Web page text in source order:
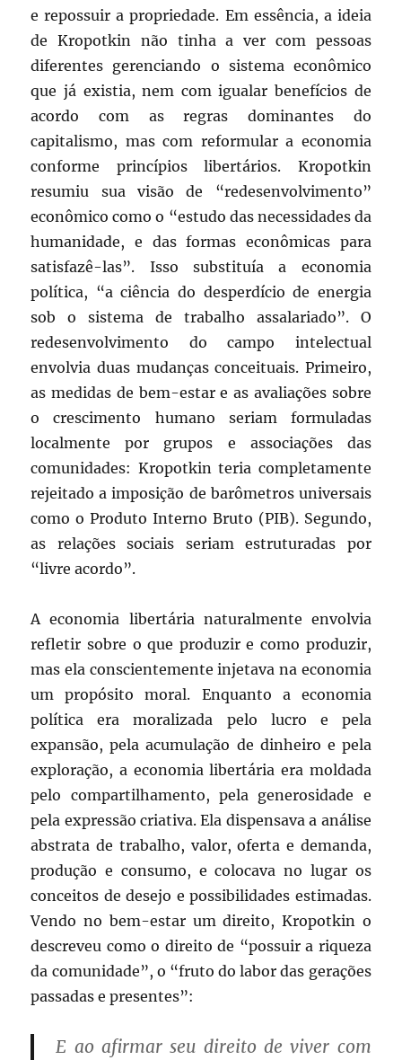
e repossuir a propriedade. Em essência, a ideia
de Kropotkin não tinha a ver com pessoas
diferentes gerenciando o sistema econômico
que já existia, nem com igualar benefícios de
acordo com as regras dominantes do
capitalismo, mas com reformular a economia
conforme princípios libertários. Kropotkin
resumiu sua visão de “redesenvolvimento”
econômico como o “estudo das necessidades da
humanidade, e das formas econômicas para
satisfazê-las”. Isso substituía a economia
política, “a ciência do desperdício de energia
sob o sistema de trabalho assalariado”. O
redesenvolvimento do campo intelectual
envolvia duas mudanças conceituais. Primeiro,
as medidas de bem-estar e as avaliações sobre
o crescimento humano seriam formuladas
localmente por grupos e associações das
comunidades: Kropotkin teria completamente
rejeitado a imposição de barômetros universais
como o Produto Interno Bruto (PIB). Segundo,
as relações sociais seriam estruturadas por
“livre acordo”.
A economia libertária naturalmente envolvia
refletir sobre o que produzir e como produzir,
mas ela conscientemente injetava na economia
um propósito moral. Enquanto a economia
política era moralizada pelo lucro e pela
expansão, pela acumulação de dinheiro e pela
exploração, a economia libertária era moldada
pelo compartilhamento, pela generosidade e
pela expressão criativa. Ela dispensava a análise
abstrata de trabalho, valor, oferta e demanda,
produção e consumo, e colocava no lugar os
conceitos de desejo e possibilidades estimadas.
Vendo no bem-estar um direito, Kropotkin o
descreveu como o direito de “possuir a riqueza
da comunidade”, o “fruto do labor das gerações
passadas e presentes”:
E ao afirmar seu direito de viver com